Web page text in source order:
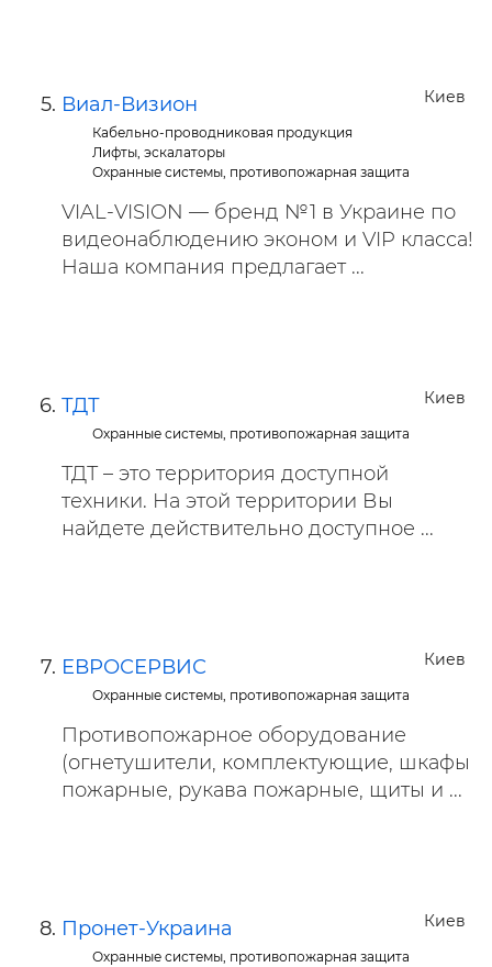
Киев
Виал-Визион
Кабельно-проводниковая продукция
Лифты, эскалаторы
Охранные системы, противопожарная защита
VIAL-VISION — бренд №1 в Украине по
видеонаблюдению эконом и VIP класса!
Наша компания предлагает ...
Киев
ТДТ
Охранные системы, противопожарная защита
ТДТ – это территория доступной
техники. На этой территории Вы
найдете действительно доступное ...
Киев
ЕВРОСЕРВИС
Охранные системы, противопожарная защита
Противопожарное оборудование
(огнетушители, комплектующие, шкафы
пожарные, рукава пожарные, щиты и ...
Киев
Пронет-Украина
Охранные системы, противопожарная защита